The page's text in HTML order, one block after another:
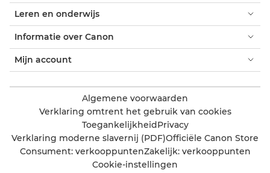
Leren en onderwijs
Informatie over Canon
Mijn account
Algemene voorwaarden
Verklaring omtrent het gebruik van cookies
ToegankelijkheidPrivacy
Verklaring moderne slavernij (PDF)Officiële Canon Store
Consument: verkooppuntenZakelijk: verkooppunten
Cookie-instellingen